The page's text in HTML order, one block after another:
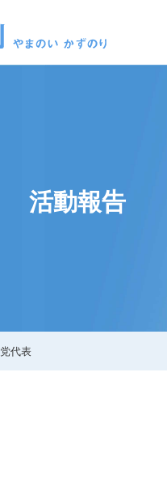
活動報告
党代表